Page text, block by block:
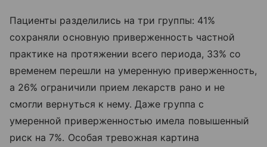
Пациенты разделились на три группы: 41%
сохраняли основную приверженность частной
практике на протяжении всего периода, 33% со
временем перешли на умеренную приверженность,
а 26% ограничили прием лекарств рано и не
смогли вернуться к нему. Даже группа с
умеренной приверженностью имела повышенный
риск на 7%. Особая тревожная картина